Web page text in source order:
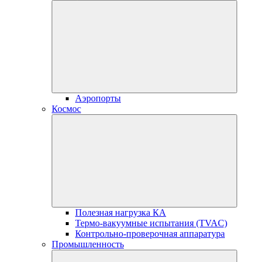
Аэропорты
Космос
Полезная нагрузка КА
Термо-вакуумные испытания (TVAC)
Контрольно-проверочная аппаратура
Промышленность